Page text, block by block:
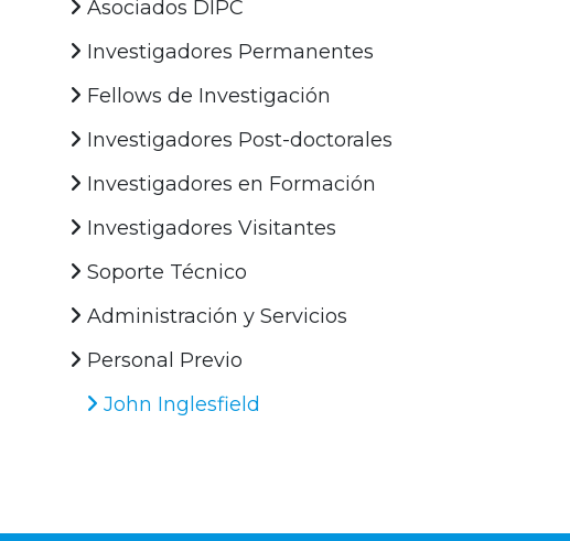
Asociados DIPC
Investigadores Permanentes
Fellows de Investigación
Investigadores Post-doctorales
Investigadores en Formación
Investigadores Visitantes
Soporte Técnico
Administración y Servicios
Personal Previo
John Inglesfield